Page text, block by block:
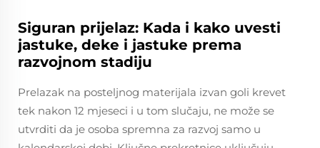
Siguran prijelaz: Kada i kako uvesti
jastuke, deke i jastuke prema
razvojnom stadiju
Prelazak na posteljnog materijala izvan goli krevet
tek nakon 12 mjeseci i u tom slučaju, ne može se
utvrditi da je osoba spremna za razvoj samo u